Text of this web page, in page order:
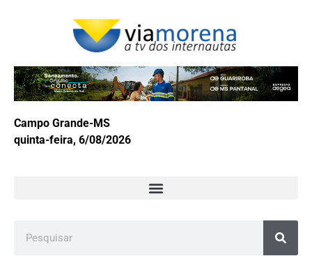
Campo Grande-MS
quinta-feira, 6/08/2026